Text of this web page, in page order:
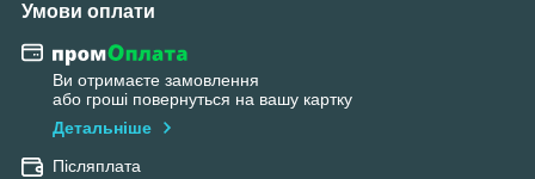
Умови оплати
Ви отримаєте замовлення
або гроші повернуться на вашу картку
Детальніше
Післяплата